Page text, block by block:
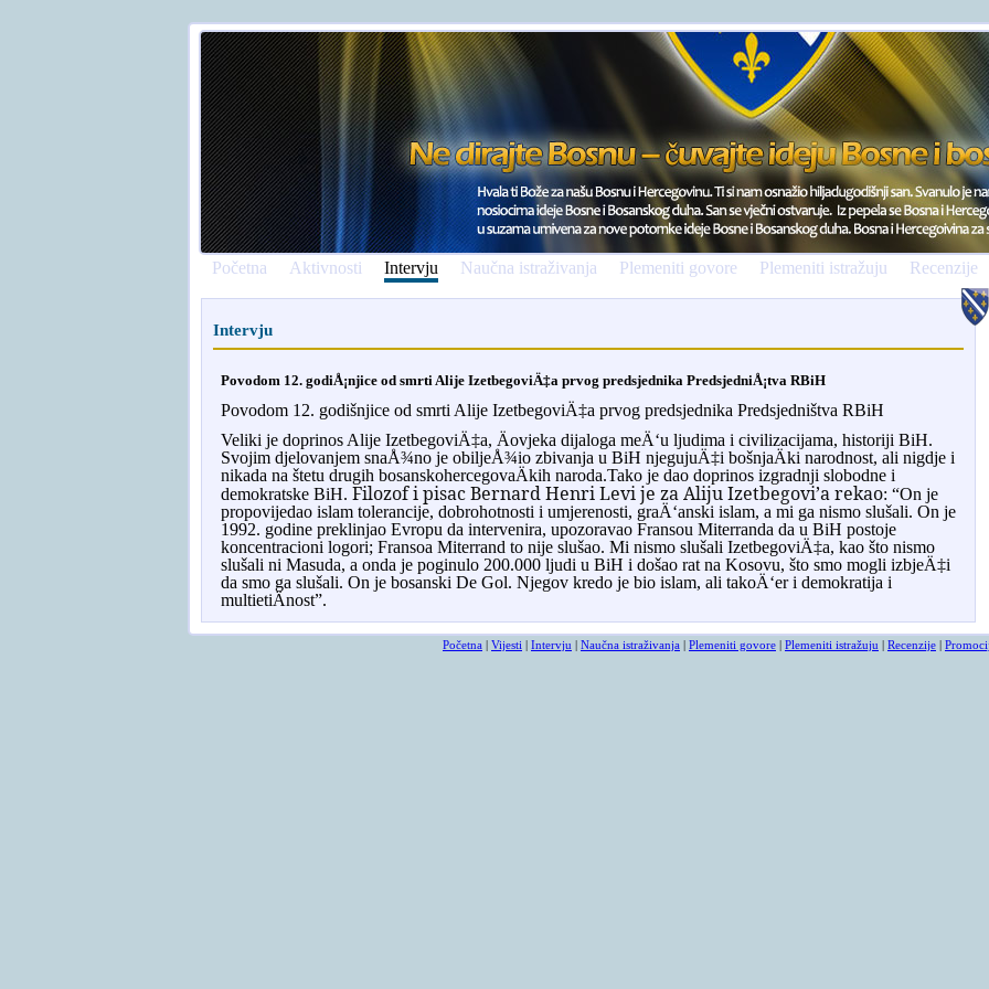
Početna Aktivnosti Intervju Naučna istraživanja Plemeniti govore Plemeniti istražuju Recenzije
Intervju
Povodom 12. godiÅ¡njice od smrti Alije IzetbegoviÄ‡a prvog predsjednika PredsjedniÅ¡tva RBiH
Povodom 12. godišnjice od smrti Alije IzetbegoviÄ‡a prvog predsjednika Predsjedništva RBiH
Veliki je doprinos Alije IzetbegoviÄ‡a, Äovjeka dijaloga meÄ‘u ljudima i civilizacijama, historiji BiH.
Svojim djelovanjem snaÅ¾no je obiljeÅ¾io zbivanja u BiH njegujuÄ‡i bošnjaÄki narodnost, ali nigdje i
nikada na štetu drugih bosanskohercegovaÄkih naroda.Tako je dao doprinos izgradnji slobodne i
demokratske BiH. Filozof i pisac Bernard Henri Levi je za Aliju Izetbegovi’a rekao: “On je
propovijedao islam tolerancije, dobrohotnosti i umjerenosti, graÄ‘anski islam, a mi ga nismo slušali. On je
1992. godine preklinjao Evropu da intervenira, upozoravao Fransou Miterranda da u BiH postoje
koncentracioni logori; Fransoa Miterrand to nije slušao. Mi nismo slušali IzetbegoviÄ‡a, kao što nismo
slušali ni Masuda, a onda je poginulo 200.000 ljudi u BiH i došao rat na Kosovu, što smo mogli izbjeÄ‡i
da smo ga slušali. On je bosanski De Gol. Njegov kredo je bio islam, ali takoÄ‘er i demokratija i
multietiÄnost”.
Početna Vijesti Intervju Naučna istraživanja Plemeniti govore Plemeniti istražuju Recenzije